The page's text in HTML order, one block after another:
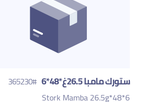
ستورك مامبا 26.5غ*48*6
#365230
Stork Mamba 26.5g*48*6